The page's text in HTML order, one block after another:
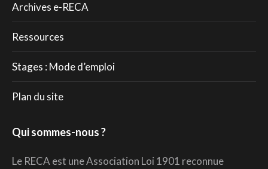
Archives e-RECA
Ressources
Stages : Mode d’emploi
Plan du site
Qui sommes-nous ?
Le RECA est une Association Loi 1901 reconnue